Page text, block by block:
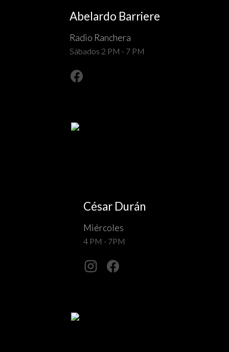
Abelardo Barriere
Radio Ranchera
Sábados 2 PM - 7 PM
César Durán
Miércoles
4 PM - 7PM